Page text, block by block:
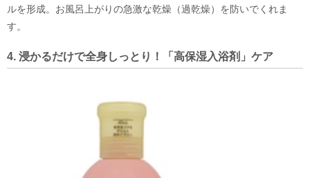
ルを形成。お風呂上がりの急激な乾燥（過乾燥）を防いでくれま
す。
4. 浸かるだけで全身しっとり！「高保湿入浴剤」ケア